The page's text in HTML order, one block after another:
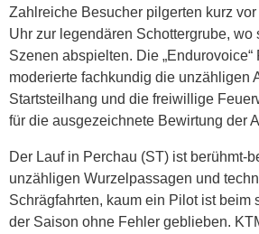
Zahlreiche Besucher pilgerten kurz
Uhr zur legendären Schottergrube, wo
Szenen abspielten. Die „Endurovoice“
moderierte fachkundig die unzähligen
Startsteilhang und die freiwillige
für die ausgezeichnete Bewirtung der
Der Lauf in Perchau (ST) ist berühmt-
unzähligen Wurzelpassagen und
Schrägfahrten, kaum ein Pilot ist beim
der Saison ohne Fehler geblieben.